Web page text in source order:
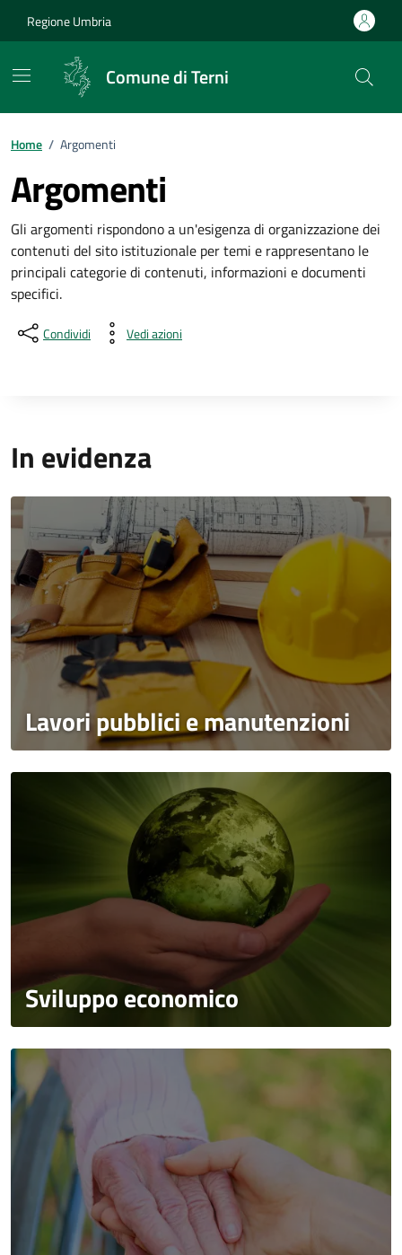
Regione Umbria
Comune di Terni
Home / Argomenti
Argomenti
Gli argomenti rispondono a un'esigenza di organizzazione dei
contenuti del sito istituzionale per temi e rappresentano le
principali categorie di contenuti, informazioni e documenti
specifici.
Condividi Vedi azioni
In evidenza
Lavori pubblici e manutenzioni
Sviluppo economico